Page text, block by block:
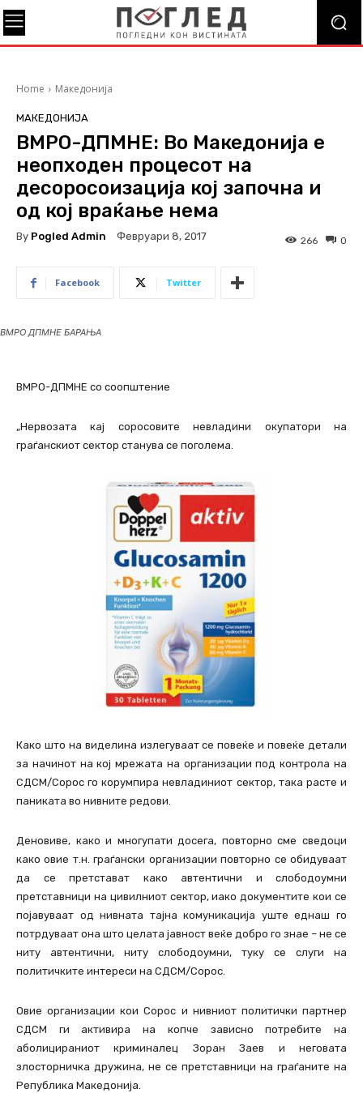
Home Македонија
МАКЕДОНИЈА
ВМРО-ДПМНЕ: Во Македонија е
неопходен процесот на
десоросоизација кој започна и
од кој враќање нема
By Pogled Admin Февруари 8, 2017 0
266
Facebook Twitter
ВМРО ДПМНЕ БАРАЊА
ВМРО-ДПМНЕ со соопштение
„Нервозата кај соросовите невладини окупатори на
граѓанскиот сектор станува се поголема.
Како што на виделина излегуваат се повеќе и повеќе детали
за начинот на кој мрежата на организации под контрола на
СДСМ/Сорос го корумпира невладиниот сектор, така расте и
паниката во нивните редови.
Деновиве, како и многупати досега, повторно сме сведоци
како овие т.н. граѓански организации повторно се обидуваат
да се претстават како автентични и слободоумни
претставници на цивилниот сектор, иако документите кои се
појавуваат од нивната тајна комуникација уште еднаш го
потрдуваат она што целата јавност веќе добро го знае – не се
ниту автентични, ниту слободоумни, туку се слуги на
политичките интереси на СДСМ/Сорос.
Овие организации кои Сорос и нивниот политички партнер
СДСМ ги активира на копче зависно потребите на
аболицираниот криминалец Зоран Заев и неговата
злосторничка дружина, не се претставници на граѓаните на
Република Македонија.